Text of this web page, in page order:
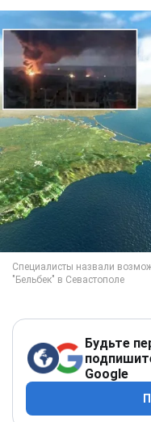
Будьте
Google